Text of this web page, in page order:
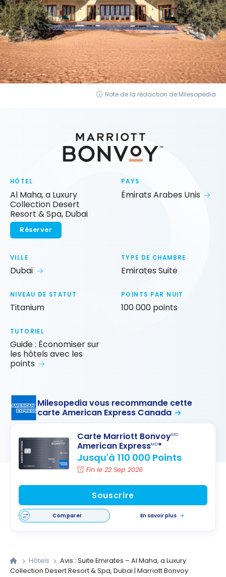
Note de la rédaction de Milesopedia
HÔTEL
Al Maha, a Luxury
Collection Desert
Resort & Spa, Dubai
Réserver
PAYS
Émirats Arabes Unis
VILLE
Dubaï
TYPE DE CHAMBRE
Emirates Suite
NIVEAU DE STATUT
Titanium
POINTS PAR NUIT
100 000 points
TUTORIEL
Guide : Économiser sur
les hôtels avec les
points
Milesopedia vous recommande cette
carte American Express Canada
Carte Marriott BonvoyMD
American ExpressMD*
Jusqu'à 110 000 Points
Fin le 22 Sep 2026
Souscrire
Comparer En savoir plus
Hôtels
Avis : Suite Emirates – Al Maha, a Luxury
Collection Desert Resort & Spa, Dubai | Marriott Bonvoy